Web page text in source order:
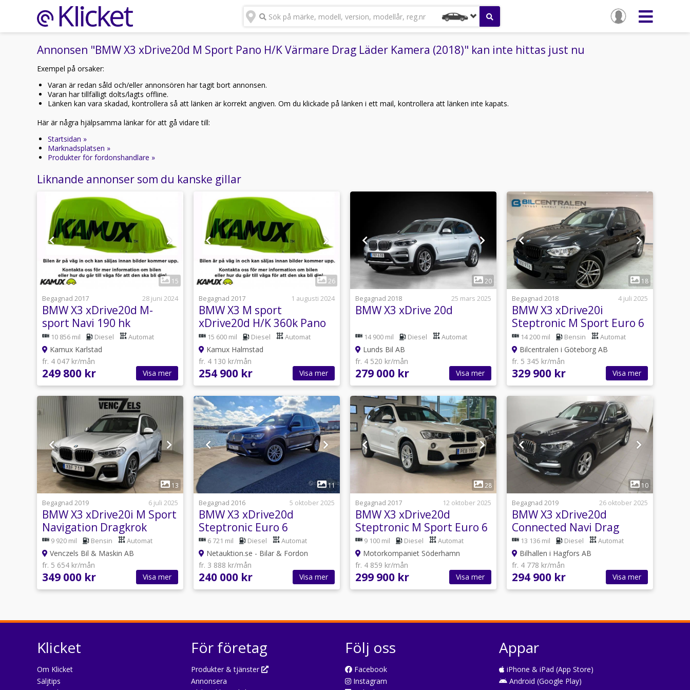
Sök på märke, modell, version, modellår, reg.nr
Annonsen "BMW X3 xDrive20d M Sport Pano H/K Värmare Drag Läder Kamera (2018)" kan inte hittas just nu
Exempel på orsaker:
Varan är redan såld och/eller annonsören har tagit bort annonsen.
Varan har tillfälligt dolts/lagts offline.
Länken kan vara skadad, kontrollera så att länken är korrekt angiven. Om du klickade på länken i ett mail, kontrollera att länken inte kapats.
Här är några hjälpsamma länkar för att gå vidare till:
Startsidan »
Marknadsplatsen »
Produkter för fordonshandlare »
Liknande annonser som du kanske gillar
1
15
Begagnad 2017
28 juni 2024
BMW X3 xDrive20d M-
sport Navi 190 hk
10 856 mil Diesel Automat
Kamux Karlstad
fr. 4 047 kr/mån
249 800 kr Visa mer
1
26
Begagnad 2017
1 augusti 2024
BMW X3 M sport
xDrive20d H/K 360k Pano
Navi Rattvärme Drag
190hk
15 600 mil Diesel Automat
Kamux Halmstad
fr. 4 130 kr/mån
254 900 kr Visa mer
1
20
Begagnad 2018
25 mars 2025
BMW X3 xDrive 20d
14 900 mil Diesel Automat
Lunds Bil AB
fr. 4 520 kr/mån
279 000 kr Visa mer
18
Begagnad 2018
4 juli 2025
BMW X3 xDrive20i
Steptronic M Sport Euro 6
14 200 mil Bensin Automat
Bilcentralen i Göteborg AB
fr. 5 345 kr/mån
329 900 kr Visa mer
1
13
Begagnad 2019
6 juli 2025
BMW X3 xDrive20i M Sport
Navigation Dragkrok
9 920 mil Bensin Automat
Venczels Bil & Maskin AB
fr. 5 654 kr/mån
349 000 kr Visa mer
1
11
Begagnad 2016
5 oktober 2025
BMW X3 xDrive20d
Steptronic Euro 6
6 721 mil Diesel Automat
Netauktion.se - Bilar & Fordon
fr. 3 888 kr/mån
240 000 kr Visa mer
28
Begagnad 2017
12 oktober 2025
BMW X3 xDrive20d
Steptronic M Sport Euro 6
9 100 mil Diesel Automat
Motorkompaniet Söderhamn
fr. 4 859 kr/mån
299 900 kr Visa mer
1
10
Begagnad 2019
26 oktober 2025
BMW X3 xDrive20d
Connected Navi Drag
13 136 mil Diesel Automat
Bilhallen i Hagfors AB
fr. 4 778 kr/mån
294 900 kr Visa mer
Klicket
Om Klicket
Säljtips
För företag
Produkter & tjänster
Annonsera
Följ oss
Facebook
Instagram
Appar
iPhone & iPad (App Store)
Android (Google Play)